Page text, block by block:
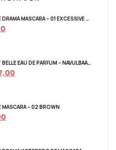
LANCÔME HYPNÔSE DRAMA MASCARA – 01 EXCESSIVE BLACK
LANCÔME LA VIE EST BELLE EAU DE PARFUM – NAVULBAAR 150 ML
– 02 BROWN